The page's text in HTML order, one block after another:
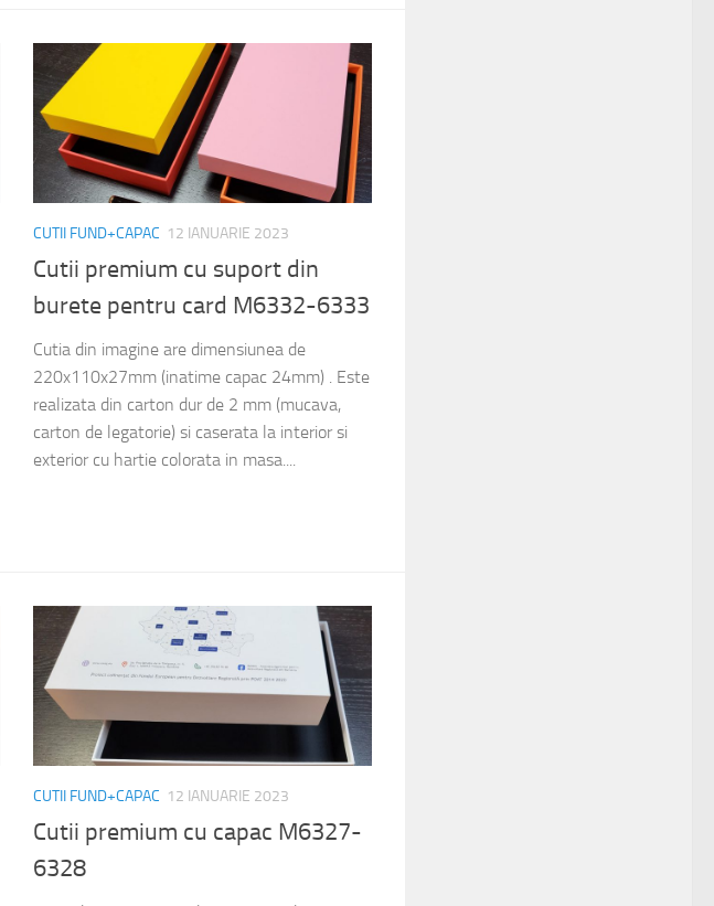
CUTII FUND+CAPAC 12 IANUARIE 2023
Cutii premium cu suport din
burete pentru card M6332-6333
Cutia din imagine are dimensiunea de
220x110x27mm (inatime capac 24mm) . Este
realizata din carton dur de 2 mm (mucava,
carton de legatorie) si caserata la interior si
exterior cu hartie colorata in masa....
CUTII FUND+CAPAC 12 IANUARIE 2023
Cutii premium cu capac M6327-
6328